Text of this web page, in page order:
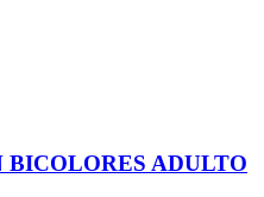
ADULTO